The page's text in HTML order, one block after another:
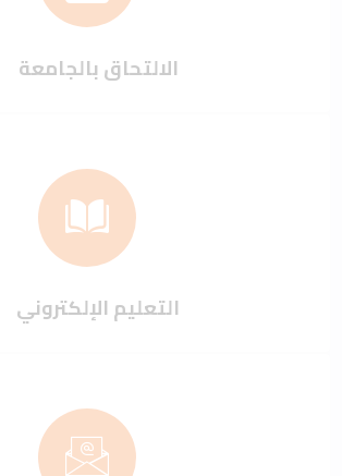
الالتحاق بالجامعة
التعليم الإلكتروني